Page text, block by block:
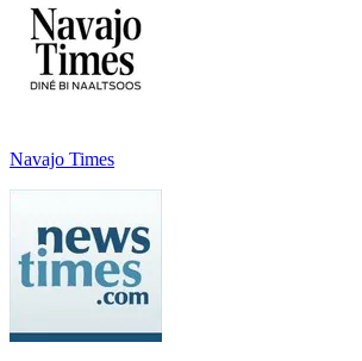
Navajo Times